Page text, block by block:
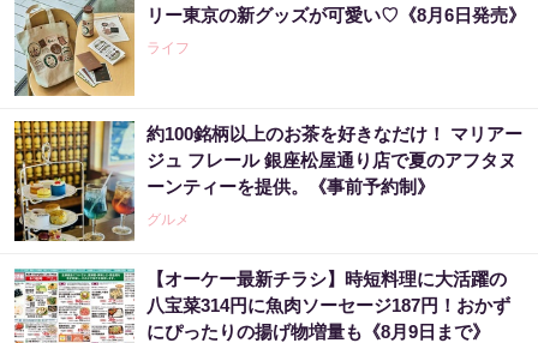
リー東京の新グッズが可愛い♡《8月6日発売》
ライフ
約100銘柄以上のお茶を好きなだけ！ マリアー
ジュ フレール 銀座松屋通り店で夏のアフタヌ
ーンティーを提供。《事前予約制》
グルメ
【オーケー最新チラシ】時短料理に大活躍の
八宝菜314円に魚肉ソーセージ187円！おかず
にぴったりの揚げ物増量も《8月9日まで》